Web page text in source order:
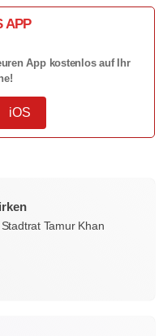
APP
App kostenlos auf Ihr
iOS
Tamur Khan